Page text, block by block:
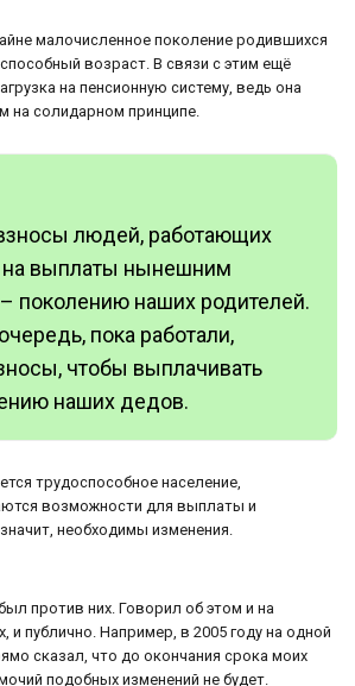
малочисленное поколение родившихся
возраст. В связи с этим ещё
на пенсионную систему, ведь она
на солидарном принципе.
людей, работающих
на выплаты нынешним
поколению наших родителей.
пока работали,
чтобы выплачивать
наших дедов.
трудоспособное население,
возможности для выплаты и
необходимы изменения.
против них. Говорил об этом и на
и публично. Например, в 2005 году на одной
сказал, что до окончания срока моих
подобных изменений не будет.